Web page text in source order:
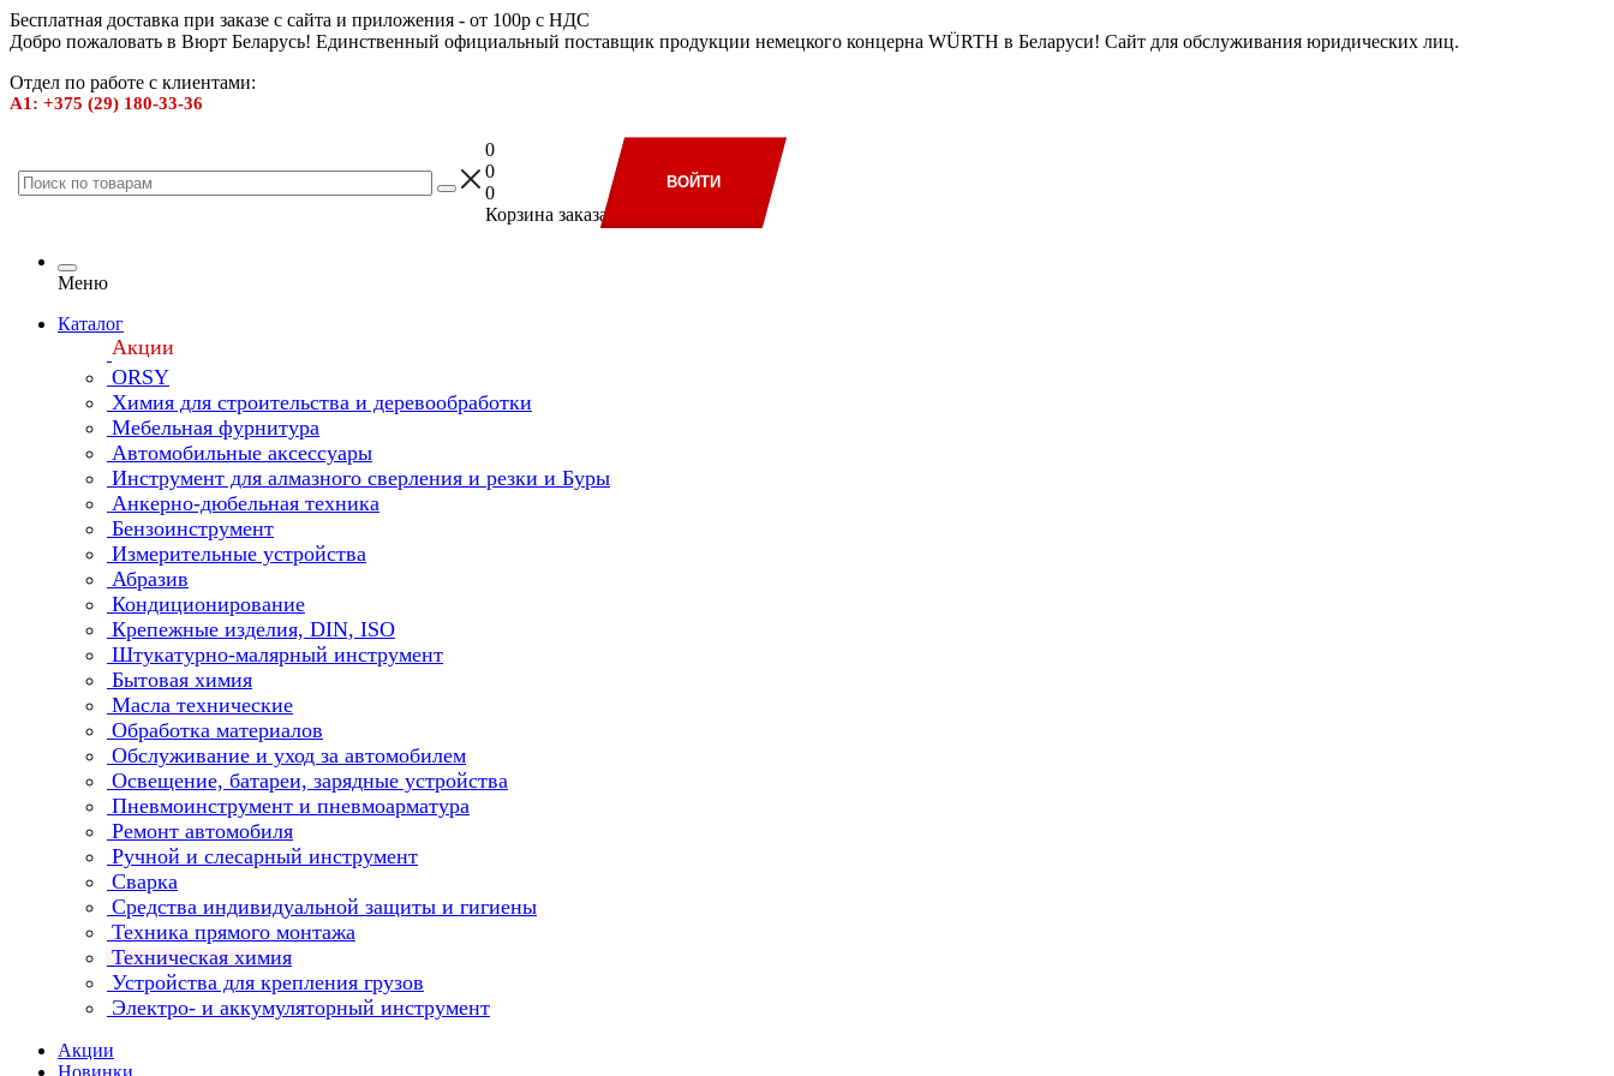
Бесплатная доставка при заказе с сайта и приложения - от 100р с НДС
Добро пожаловать в Вюрт Беларусь! Единственный официальный поставщик продукции немецкого концерна WÜRTH в Беларуси! Сайт для обслуживания юридических лиц.
Отдел по работе с клиентами:
А1: +375 (29) 180-33-36
0
0
0
Корзина заказа
ВОЙТИ
Меню
Каталог
Акции
ORSY
Химия для строительства и деревообработки
Мебельная фурнитура
Автомобильные аксессуары
Инструмент для алмазного сверления и резки и Буры
Анкерно-дюбельная техника
Бензоинструмент
Измерительные устройства
Абразив
Кондиционирование
Крепежные изделия, DIN, ISO
Штукатурно-малярный инструмент
Бытовая химия
Масла технические
Обработка материалов
Обслуживание и уход за автомобилем
Освещение, батареи, зарядные устройства
Пневмоинструмент и пневмоарматура
Ремонт автомобиля
Ручной и слесарный инструмент
Сварка
Средства индивидуальной защиты и гигиены
Техника прямого монтажа
Техническая химия
Устройства для крепления грузов
Электро- и аккумуляторный инструмент
Акции
Новинки